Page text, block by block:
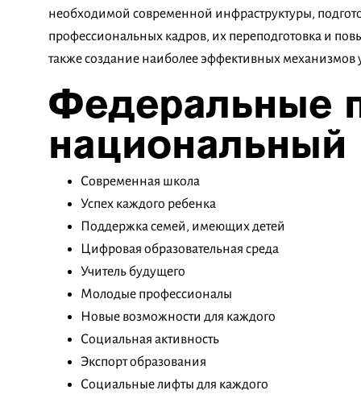
необходимой современной инфраструктуры,
профессиональных кадров, их переподготовка и
также создание наиболее эффективных механизмов
Федеральные
национальный
Современная школа
Успех каждого ребенка
Поддержка семей, имеющих детей
Цифровая образовательная среда
Учитель будущего
Молодые профессионалы
Новые возможности для каждого
Социальная активность
Экспорт образования
Социальные лифты для каждого